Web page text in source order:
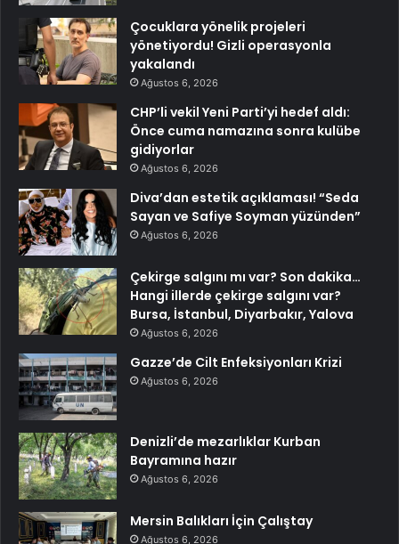
Çocuklara yönelik projeleri
yönetiyordu! Gizli operasyonla
yakalandı
Ağustos 6, 2026
CHP’li vekil Yeni Parti’yi hedef aldı:
Önce cuma namazına sonra kulübe
gidiyorlar
Ağustos 6, 2026
Diva’dan estetik açıklaması! “Seda
Sayan ve Safiye Soyman yüzünden”
Ağustos 6, 2026
Çekirge salgını mı var? Son dakika…
Hangi illerde çekirge salgını var?
Bursa, İstanbul, Diyarbakır, Yalova
Ağustos 6, 2026
Gazze’de Cilt Enfeksiyonları Krizi
Ağustos 6, 2026
Denizli’de mezarlıklar Kurban
Bayramına hazır
Ağustos 6, 2026
Mersin Balıkları İçin Çalıştay
Ağustos 6, 2026